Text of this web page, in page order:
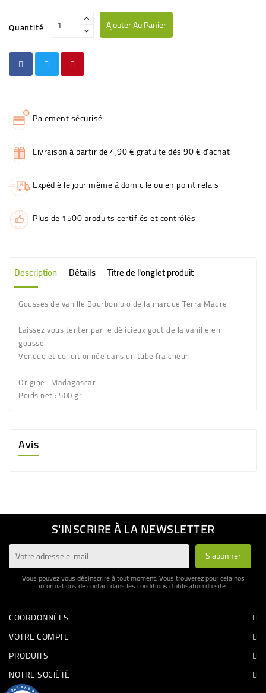
Quantité Ajouter Au Panier
Paiement sécurisé
Livraison à partir de 4,90 € gratuite dès 90 € d'achat
Expédié le jour même à domicile ou en point relais
Plus de 1500 produits certifiés et contrôlés
Description Détails Titre de l'onglet produit
Gousses de vanille Bourbon bio de la marque Terra Madre
Laissez vous tenter par le délicieux gout de la vanille en
gousse.
Vendue et conditionnée dans un tube fraicheur.
Origine : Madagascar
Poids net : 500 gr
Avis
S'INSCRIRE À LA NEWSLETTER
Vous pouvez vous désinscrire à tout moment. Vous trouverez pour cela nos
informations de contact dans les conditions d'utilisation du site.
COORDONNÉES
VOTRE COMPTE
PRODUITS
NOTRE SOCIÉTÉ